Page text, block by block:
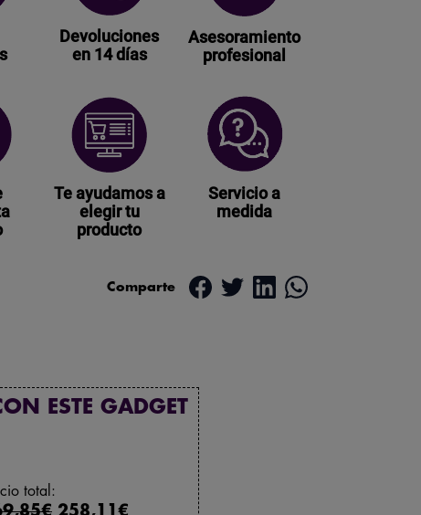
Devoluciones
en 14 días
Asesoramiento
profesional
Te ayudamos a
elegir tu
producto
Servicio a
medida
Comparte
ESTE GADGET
total:
258,11€